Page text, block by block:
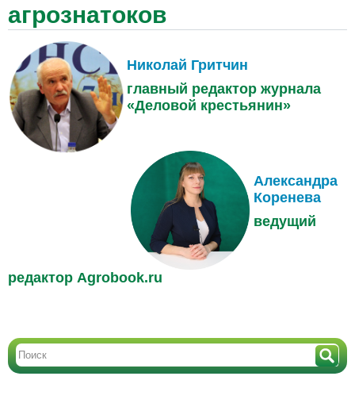
агрознатоков
Николай Гритчин
главный редактор журнала
«Деловой крестьянин»
Александра
Коренева
ведущий
редактор Agrobook.ru